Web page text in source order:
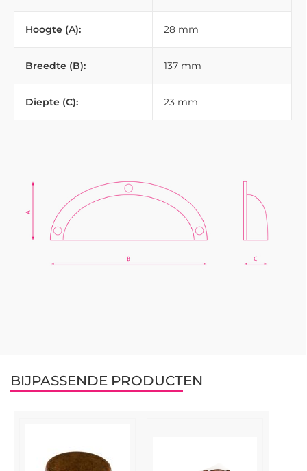
Hoogte (A): 28 mm
Breedte (B): 137 mm
Diepte (C): 23 mm
BIJPASSENDE PRODUCTEN